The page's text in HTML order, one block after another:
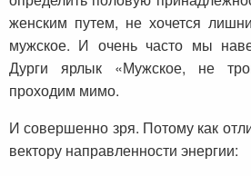
женским путем, не хочется
мужское. И очень часто мы
Дурги ярлык «Мужское, не
проходим мимо.
И совершенно зря. Потому как
вектору направленности энергии: